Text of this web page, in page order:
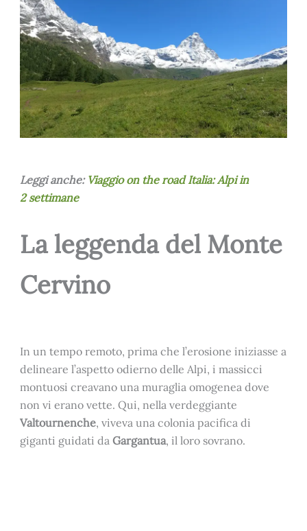
Leggi anche: Viaggio on the road Italia: Alpi in
2 settimane
La leggenda del Monte
Cervino
In un tempo remoto, prima che l’erosione iniziasse a
delineare l’aspetto odierno delle Alpi, i massicci
montuosi creavano una muraglia omogenea dove
non vi erano vette. Qui, nella verdeggiante
Valtournenche, viveva una colonia pacifica di
giganti guidati da Gargantua, il loro sovrano.